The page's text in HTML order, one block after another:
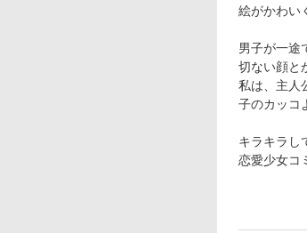
絵がかわい
男子が一途
切ない顔と
私は、主人
子のカッコ
キラキラし
恋愛少女コ